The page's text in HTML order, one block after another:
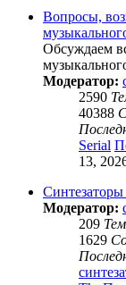
Вопросы,
Обсуждаем
Модератор:
2590
40388
Serial
13,
Модератор:
209
1629